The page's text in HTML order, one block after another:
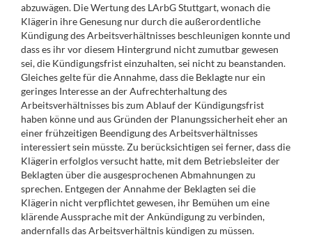
abzuwägen. Die Wertung des LArbG Stuttgart, wonach die
Klägerin ihre Genesung nur durch die außerordentliche
Kündigung des Arbeitsverhältnisses beschleunigen konnte und
dass es ihr vor diesem Hintergrund nicht zumutbar gewesen
sei, die Kündigungsfrist einzuhalten, sei nicht zu beanstanden.
Gleiches gelte für die Annahme, dass die Beklagte nur ein
geringes Interesse an der Aufrechterhaltung des
Arbeitsverhältnisses bis zum Ablauf der Kündigungsfrist
haben könne und aus Gründen der Planungssicherheit eher an
einer frühzeitigen Beendigung des Arbeitsverhältnisses
interessiert sein müsste. Zu berücksichtigen sei ferner, dass die
Klägerin erfolglos versucht hatte, mit dem Betriebsleiter der
Beklagten über die ausgesprochenen Abmahnungen zu
sprechen. Entgegen der Annahme der Beklagten sei die
Klägerin nicht verpflichtet gewesen, ihr Bemühen um eine
klärende Aussprache mit der Ankündigung zu verbinden,
andernfalls das Arbeitsverhältnis kündigen zu müssen.